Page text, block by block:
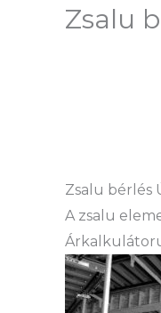
Zsalu
Zsalu bérlés
A zsalu